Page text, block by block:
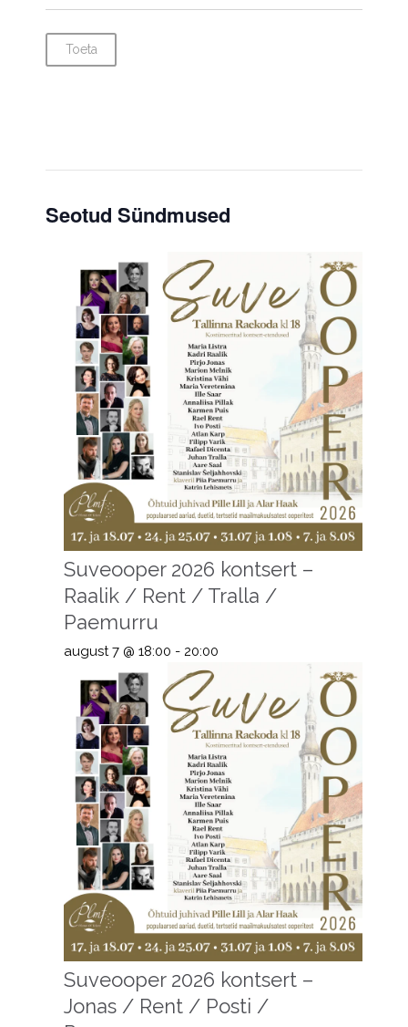
Toeta
Seotud Sündmused
Suveooper 2026 kontsert –
Raalik / Rent / Tralla /
Paemurru
august 7 @ 18:00 - 20:00
Suveooper 2026 kontsert –
Jonas / Rent / Posti /